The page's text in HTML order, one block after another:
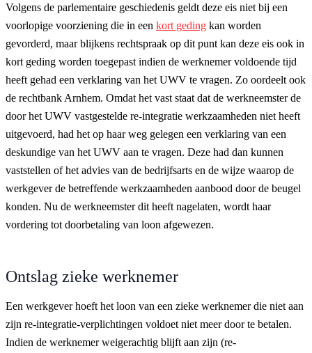
Volgens de parlementaire geschiedenis geldt deze eis niet bij een
voorlopige voorziening die in een kort geding kan worden
gevorderd, maar blijkens rechtspraak op dit punt kan deze eis ook in
kort geding worden toegepast indien de werknemer voldoende tijd
heeft gehad een verklaring van het UWV te vragen. Zo oordeelt ook
de rechtbank Arnhem. Omdat het vast staat dat de werkneemster de
door het UWV vastgestelde re-integratie werkzaamheden niet heeft
uitgevoerd, had het op haar weg gelegen een verklaring van een
deskundige van het UWV aan te vragen. Deze had dan kunnen
vaststellen of het advies van de bedrijfsarts en de wijze waarop de
werkgever de betreffende werkzaamheden aanbood door de beugel
konden. Nu de werkneemster dit heeft nagelaten, wordt haar
vordering tot doorbetaling van loon afgewezen.
Ontslag zieke werknemer
Een werkgever hoeft het loon van een zieke werknemer die niet aan
zijn re-integratie-verplichtingen voldoet niet meer door te betalen.
Indien de werknemer weigerachtig blijft aan zijn (re-